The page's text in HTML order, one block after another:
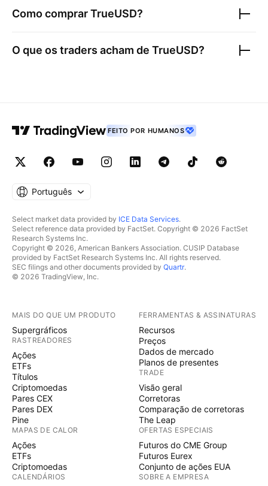
Como comprarTrueUSD?
O que os traders acham de TrueUSD?
FEITO POR HUMANOS
Português
Select market data provided by ICE Data Services.
Select reference data provided by FactSet. Copyright © 2026 FactSet
Research Systems Inc.
Copyright © 2026, American Bankers Association. CUSIP Database
provided by FactSet Research Systems Inc. All rights reserved.
SEC filings and other documents provided by Quartr.
© 2026 TradingView, Inc.
MAIS DO QUE UM PRODUTO
Supergráficos
RASTREADORES
Ações
ETFs
Títulos
Criptomoedas
Pares CEX
Pares DEX
Pine
MAPAS DE CALOR
Ações
ETFs
Criptomoedas
CALENDÁRIOS
FERRAMENTAS & ASSINATURAS
Recursos
Preços
Dados de mercado
Planos de presentes
TRADE
Visão geral
Corretoras
Comparação de corretoras
The Leap
OFERTAS ESPECIAIS
Futuros do CME Group
Futuros Eurex
Conjunto de ações EUA
SOBRE A EMPRESA